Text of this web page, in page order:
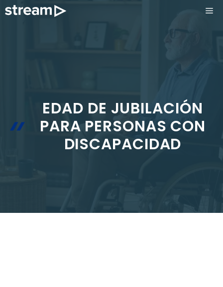
Saltar
EDAD DE JUBILACIÓN
PARA PERSONAS CON
DISCAPACIDAD